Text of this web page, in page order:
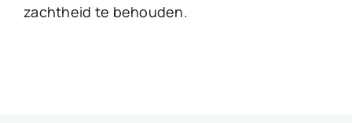
zachtheid te behouden.